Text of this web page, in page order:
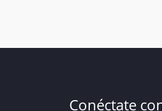
Conéctate